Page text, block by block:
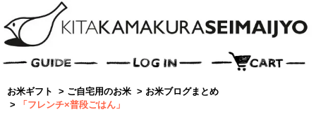
お米ギフト > ご自宅用のお米 > お米ブログまとめ
>
「フレンチ×普段ごはん」